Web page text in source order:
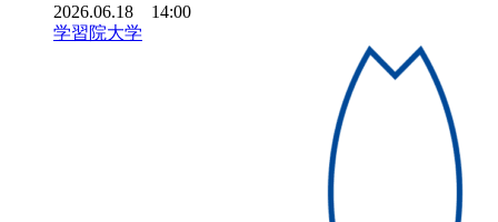
2026.06.18 14:00
学習院大学